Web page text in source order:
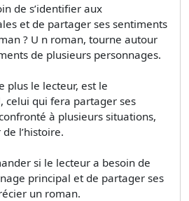
de s’identifier aux
et de partager ses sentiments
? U n roman, tourne autour
de plusieurs personnages.
plus le lecteur, est le
celui qui fera partager ses
à plusieurs situations,
l’histoire.
si le lecteur a besoin de
principal et de partager ses
un roman.